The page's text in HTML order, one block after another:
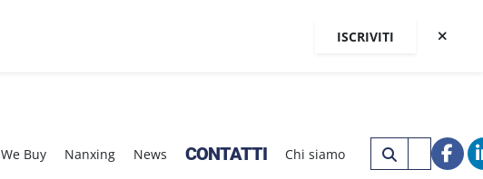
ISCRIVITI
We Buy Nanxing News CONTATTI Chi siamo